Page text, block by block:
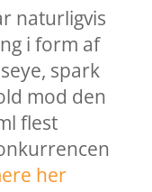
naturligvis
i form af
spark
mod den
flest
her